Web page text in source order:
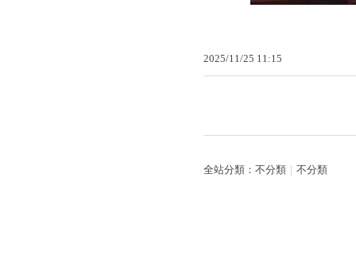
2025/11/25 11:15
全站分類： 不分類 不分類